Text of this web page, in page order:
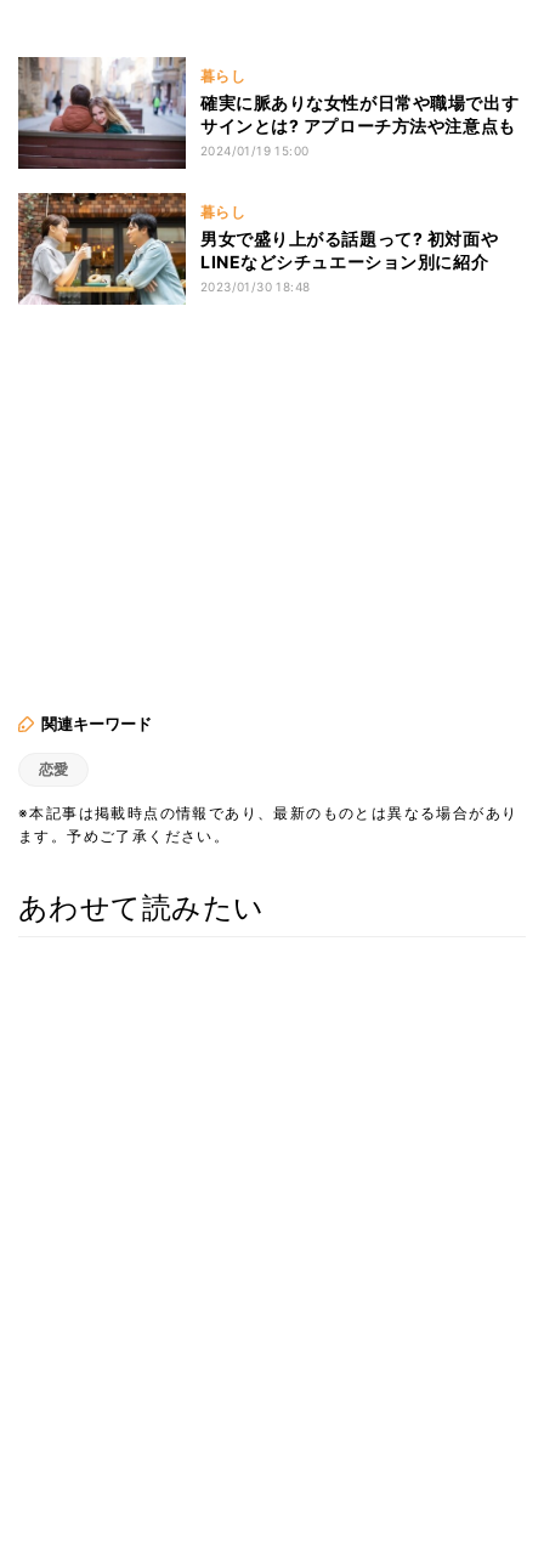
暮らし
確実に脈ありな女性が日常や職場で出す
サインとは? アプローチ方法や注意点も
2024/01/19 15:00
暮らし
男女で盛り上がる話題って? 初対面や
LINEなどシチュエーション別に紹介
2023/01/30 18:48
関連キーワード
恋愛
※本記事は掲載時点の情報であり、最新のものとは異なる場合があり
ます。予めご了承ください。
あわせて読みたい